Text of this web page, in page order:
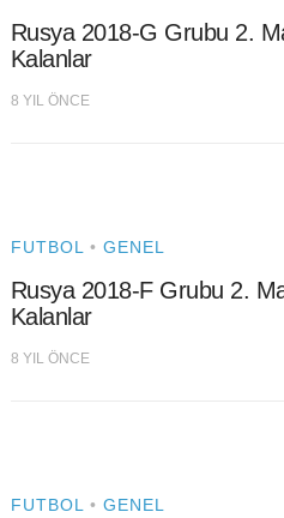
Rusya 2018-G Grubu 2.
Kalanlar
8 YIL ÖNCE
FUTBOL • GENEL
Rusya 2018-F Grubu 2.
Kalanlar
8 YIL ÖNCE
FUTBOL • GENEL